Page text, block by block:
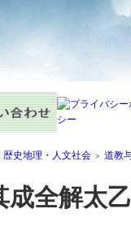
歴史地理・人文社会 ＞ 道教
成全解太